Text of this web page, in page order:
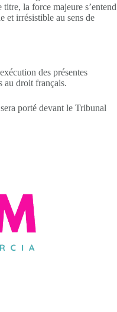
la force majeure s’entend
et irrésistible au sens de
des présentes
au droit français.
porté devant le Tribunal